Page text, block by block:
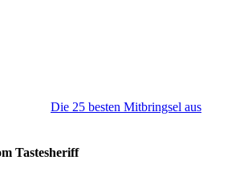
Die 25 besten Mitbringsel aus
Tastesheriff